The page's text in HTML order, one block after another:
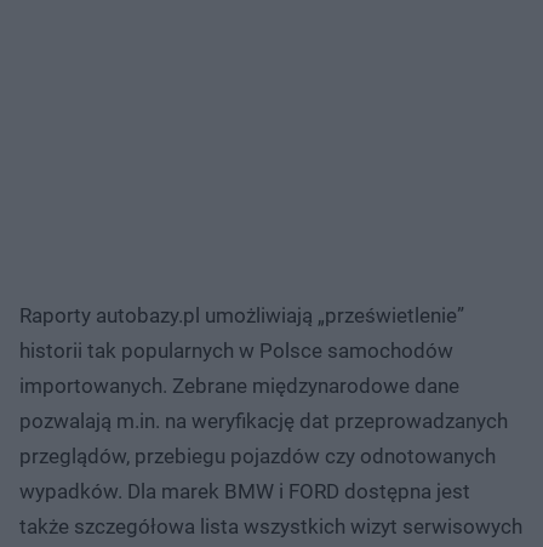
Raporty autobazy.pl umożliwiają „prześwietlenie”
historii tak popularnych w Polsce samochodów
importowanych. Zebrane międzynarodowe dane
pozwalają m.in. na weryfikację dat przeprowadzanych
przeglądów, przebiegu pojazdów czy odnotowanych
wypadków. Dla marek BMW i FORD dostępna jest
także szczegółowa lista wszystkich wizyt serwisowych